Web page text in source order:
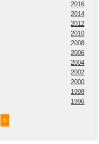
2016
2014
2012
2010
2008
2006
2004
2002
2000
1998
1996
>